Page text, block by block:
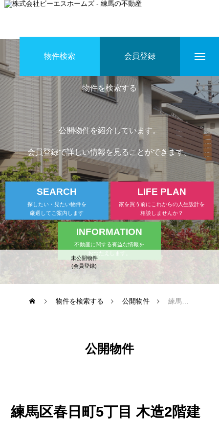
物件検索 会員登録
HOME
物件を検索する
人生設計を相談する
ビーエスホームズについて
SEARCH
探したい・見たい物件を
厳選してご案内します
LIFE PLAN
家を買う前にこれからの人生設計を
相談しませんか？
INFORMATION
不動産に関する有益な情報を
おつたえします。
未公開物件
(会員登録)
SEARCH
物件を検索する
公開物件を紹介しています。
会員登録で詳しい情報を見ることができます。
物件を検索する 公開物件 練馬区春日町5丁目 木造2階建1棟 3LDK＋車庫スペース 耐震等級3など5分野7項目最高等級取得住宅 6,780万円
公開物件
練馬区春日町5丁目 木造2階建